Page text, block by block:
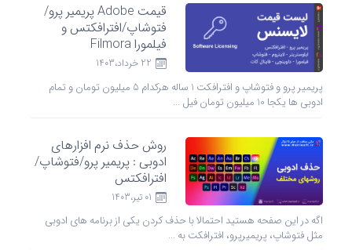
قیمت Adobe پریمیر پرو/
فتوشاپ/افترافکتس و
فیلمورا Filmora
22 خرداد،1403
پریمیر پرو و فتوشاپ و افترافکت 1 ساله هرکدام 5 میلیون تومان و تمام
ادوبی ها یکجا 10 میلیون تومان فیل ...
روش حذف نرم‌ افزارهای
ادوبی : پریمیر پرو/فتوشاپ/
افترافکتس
01 تیر،1403
اگه در این صفحه هستید احتمالا با حذف کردن یکی از برنامه های ادوبی
مثل فتوشاپ، پریمیرپرو، افترافکت به ...